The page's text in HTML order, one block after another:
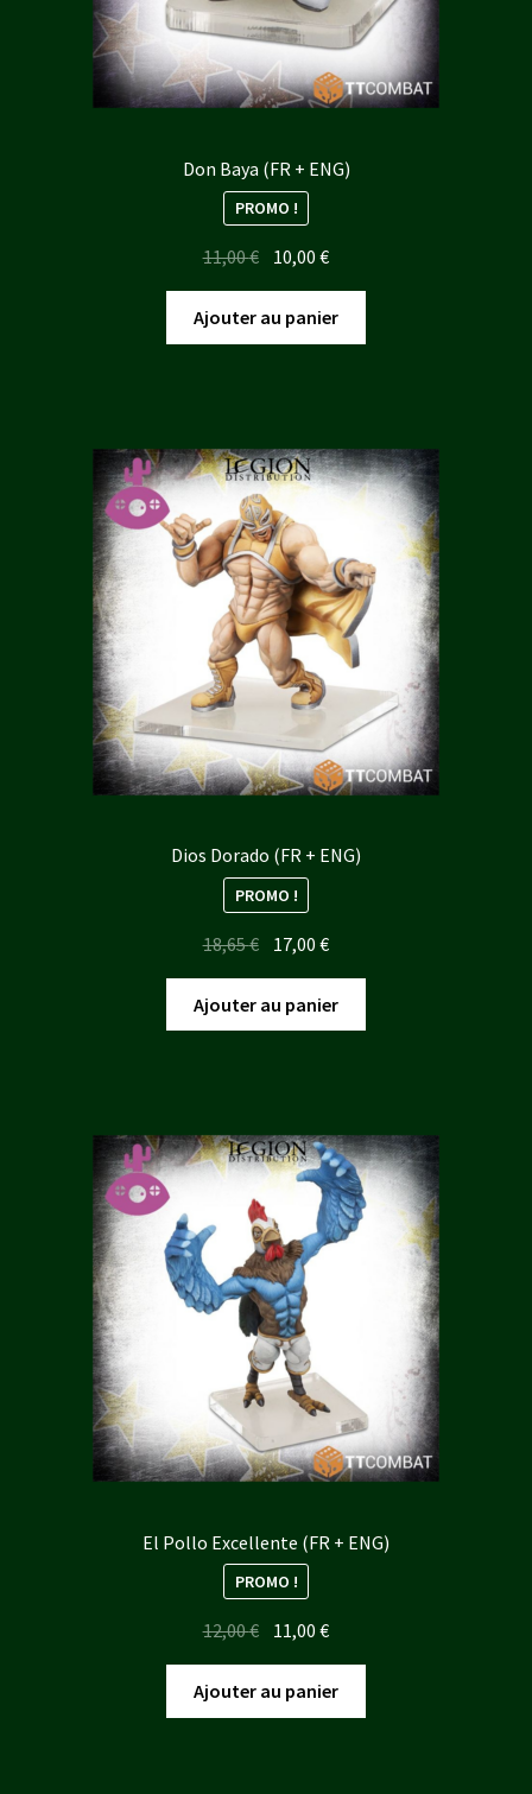
Don Baya (FR + ENG)
PROMO !
11,00€ Le
prix
initial
était :
10,00€Le
prix
actuel
est :
Ajouter au panier
Dios Dorado (FR + ENG)
PROMO !
18,65€ Le
initial
était :
17,00€Le
actuel
est :
Ajouter au panier
El Pollo Excellente (FR + ENG)
PROMO !
12,00€ Le
prix
initial
était :
11,00€Le
prix
actuel
est :
Ajouter au panier